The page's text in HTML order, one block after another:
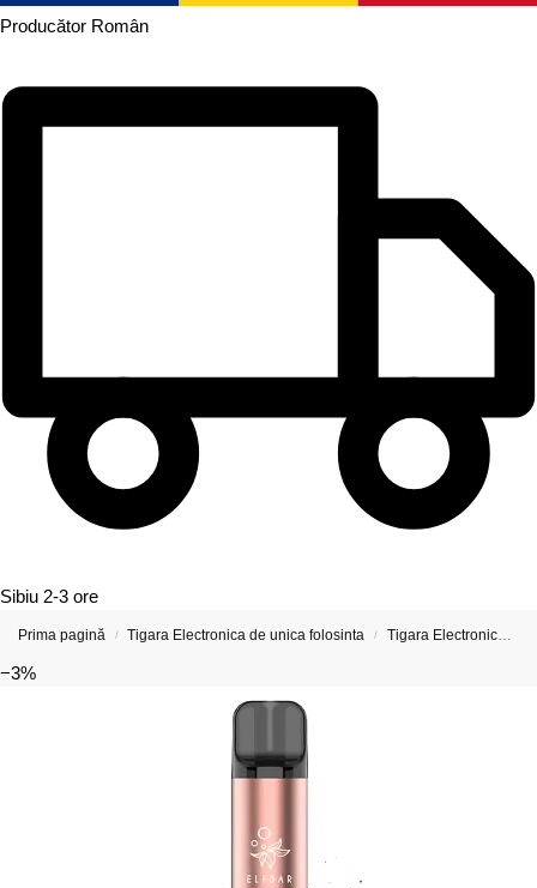
Producător Român
Sibiu 2-3 ore
Prima pagină / Tigara Electronica de unica folosinta / Tigara Electronica cu 600 de Pufuri (Include opțiuni cu nicotină și fără nicotină Reduceri)
−3%